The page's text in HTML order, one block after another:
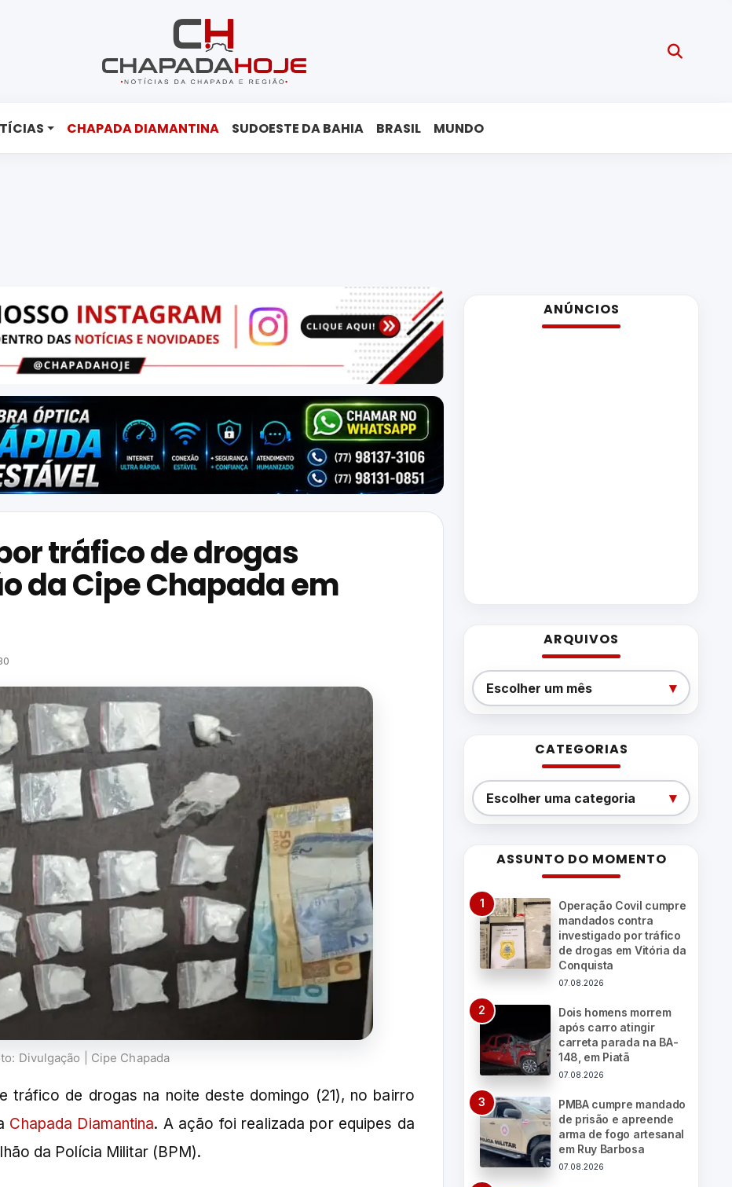
CHAPADA DIAMANTINA SUDOESTE DA BAHIA BRASIL MUNDO
tráfico de drogas
da Cipe Chapada em
Divulgação | Cipe Chapada
tráfico de drogas na noite deste domingo (21), no bairro
Chapada Diamantina. A ação foi realizada por equipes da
da Polícia Militar (BPM).
ANÚNCIOS
ARQUIVOS
Arquivos
Escolher um mês ▾
CATEGORIAS
Categorias
Escolher uma categoria ▾
ASSUNTO DO MOMENTO
Operação Covil cumpre
mandados contra
investigado por tráfico
de drogas em Vitória da
Conquista
07.08.2026
Dois homens morrem
após carro atingir
carreta parada na BA-
148, em Piatã
07.08.2026
PMBA cumpre mandado
de prisão e apreende
arma de fogo artesanal
em Ruy Barbosa
07.08.2026